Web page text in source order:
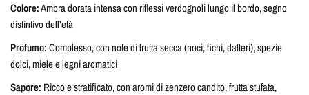
Colore:Ambra dorata intensa con riflessi verdognoli lungo il bordo, segno
distintivo dell’età
Profumo:Complesso, con note di frutta secca (noci, fichi, datteri), spezie
dolci, miele e legni aromatici
Sapore: Ricco e stratificato, con aromi di zenzero candito, frutta stufata,